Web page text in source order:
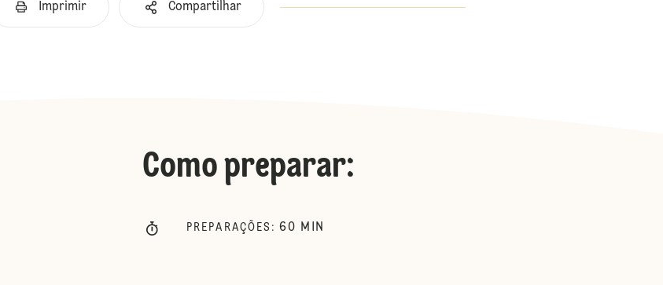
Imprimir Compartilhar
Como preparar:
PREPARAÇÕES : 60 MIN